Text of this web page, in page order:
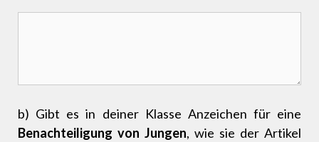
b) Gibt es in deiner Klasse Anzeichen für eine
Benachteiligung von Jungen, wie sie der Artikel